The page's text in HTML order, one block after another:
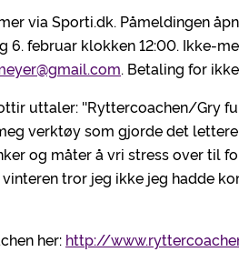
via Sporti.dk. Påmeldingen
6. februar klokken 12:00. Ikke-
. Betaling for
uttaler: ''Ryttercoachen/Gry
verktøy som gjorde det
og måter å vri stress over til
tror jeg ikke jeg hadde
her: http://